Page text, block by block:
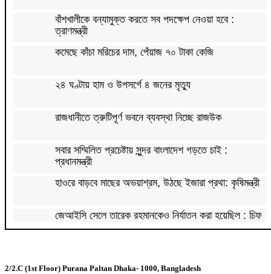
বাঁশখালীকে বন্যামুক্ত করতে সব পদক্ষেপ নেওয়া হবে :
ত্রাণমন্ত্রী
কমেছে কাঁচা মরিচের দাম, পেঁয়াজ ৭০ টাকা কেজি
২৪ ঘণ্টায় হাম ও উপসর্গে ৪ জনের মৃত্যু
রাজধানীতে ত্রুটিপূর্ণ ভবনে ব্যবস্থা নিচ্ছে রাজউক
সবার সম্মিলিত প্রচেষ্টায় সুন্দর বাংলাদেশ গড়তে চাই :
প্রধানমন্ত্রী
হাওরে বাড়বে মাছের অভয়াশ্রম, উঠছে ইজারা প্রথা: কৃষিমন্ত্রী
জেআইসি সেলে তারেক রহমানকেও নির্যাতন করা হয়েছিল : চিফ
প্রসিকিউটর
2/2.C (1st Floor) Purana Paltan Dhaka- 1000, Bangladesh